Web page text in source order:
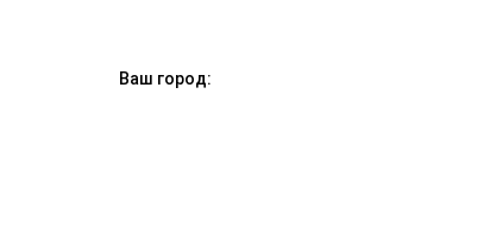
Ваш город: